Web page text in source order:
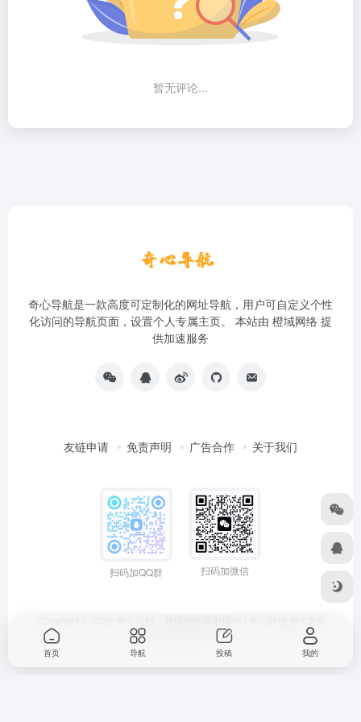
暂无评论...
奇心导航是一款高度可定制化的网址导航，用户可自定义个性
化访问的导航页面，设置个人专属主页。 本站由 橙域网络 提
供加速服务
友链申请 免责声明 广告合作 关于我们
扫码加QQ群 扫码加微信
首页 导航 投稿 我的